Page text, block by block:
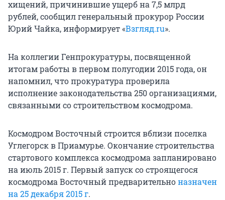
хищений, причинившие ущерб на 7,5 млрд
рублей, сообщил генеральный прокурор России
Юрий Чайка, информирует «Взгляд.ru».
На коллегии Генпрокуратуры, посвященной
итогам работы в первом полугодии 2015 года, он
напомнил, что прокуратура проверила
исполнение законодательства 250 организациями,
связанными со строительством космодрома.
Космодром Восточный строится вблизи поселка
Углегорск в Приамурье. Окончание строительства
стартового комплекса космодрома запланировано
на июль 2015 г. Первый запуск со строящегося
космодрома Восточный предварительноназначен
на 25 декабря 2015 г.